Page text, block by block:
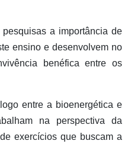
a importância de
ensino e desenvolvem no
benéfica entre os
entre a bioenergética e
na perspectiva da
exercícios que buscam a